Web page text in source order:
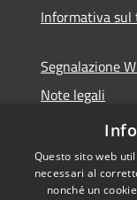
Informativa
Segnalazione
Note legali
Dichiarazione
Questo sito web
necessari al
nonché un